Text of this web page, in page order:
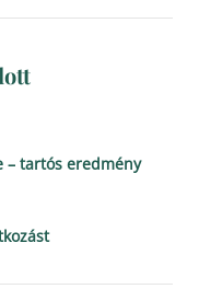
– tartós eredmény